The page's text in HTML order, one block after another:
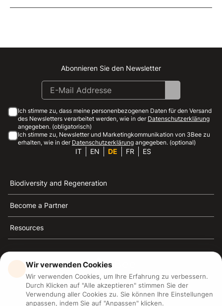
Instagram
Facebook
Linkedin
Youtube
Abonnieren Sie den Newsletter
Ich stimme zu, dass meine personenbezogenen Daten für den Versand
des Newsletters verarbeitet werden, wie in der Datenschutzerklärung
angegeben. (obligatorisch)
Ich stimme zu, Newsletter und Marketingkommunikation von 3Bee zu
erhalten, wie in der Datenschutzerklärung angegeben. (optional)
IT EN DE FR ES
Biodiversity and Regeneration
Become a Partner
Resources
3Bee ist die Referenz für Nachhaltigkeit, Bienenschutz
und Biodiversität
Wir verwenden Cookies
Wir verwenden Cookies, um Ihre Erfahrung zu verbessern.
Durch Klicken auf "Alle akzeptieren" stimmen Sie der
Verwendung aller Cookies zu. Sie können Ihre Einstellungen
anpassen, indem Sie auf "Anpassen" klicken.